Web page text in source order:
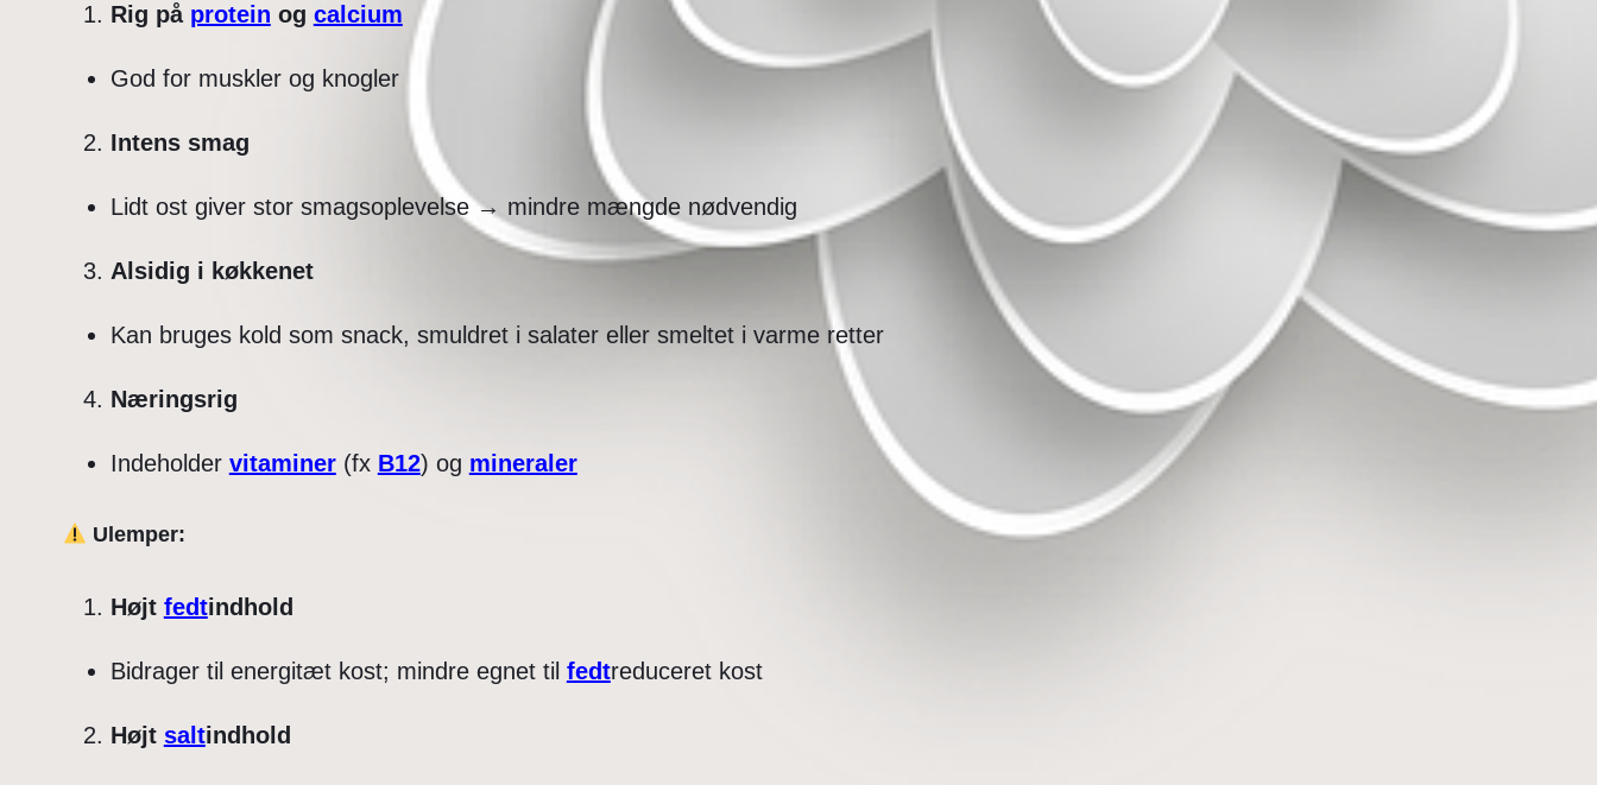
Rig på protein og calcium
God for muskler og knogler
Intens smag
Lidt ost giver stor smagsoplevelse → mindre mængde nødvendig
Alsidig i køkkenet
Kan bruges kold som snack, smuldret i salater eller smeltet i varme retter
Næringsrig
Indeholder vitaminer(fx B12) og mineraler
Ulemper:
Højt fedtindhold
Bidrager til energitæt kost; mindre egnet til fedtreduceret kost
Højt saltindhold